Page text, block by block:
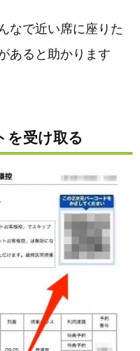
なで近い席に座りた
あると助かります
を受け取る